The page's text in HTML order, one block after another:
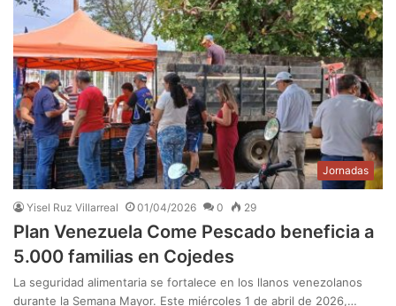
Jornadas
Yisel Ruz Villarreal 01/04/2026 0 29
Plan Venezuela Come Pescado beneficia a
5.000 familias en Cojedes
La seguridad alimentaria se fortalece en los llanos venezolanos
durante la Semana Mayor. Este miércoles 1 de abril de 2026,…